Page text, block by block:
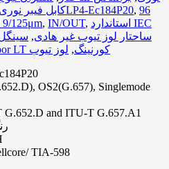
کابل فیبر نوری096LP4-Ec184P20, 96
125μm, IN/OUT, استاندارد IEC
ساحتار لوز تیوب غیر هادی,
فیبر نوری 96 کر - Outdoor LT کورنینگ, لوز تیوب
OS2(G.657), Singlemode
G.652.D and ITU-T G.657.A1
TIA-598